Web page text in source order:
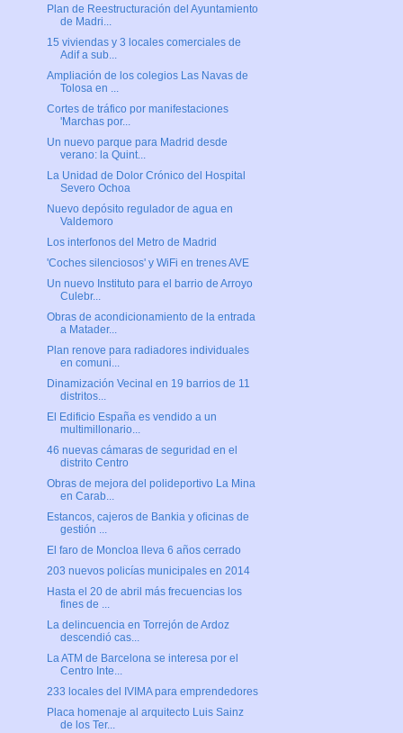
Plan de Reestructuración del Ayuntamiento
de Madri...
15 viviendas y 3 locales comerciales de
Adif a sub...
Ampliación de los colegios Las Navas de
Tolosa en ...
Cortes de tráfico por manifestaciones
'Marchas por...
Un nuevo parque para Madrid desde
verano: la Quint...
La Unidad de Dolor Crónico del Hospital
Severo Ochoa
Nuevo depósito regulador de agua en
Valdemoro
Los interfonos del Metro de Madrid
'Coches silenciosos' y WiFi en trenes AVE
Un nuevo Instituto para el barrio de Arroyo
Culebr...
Obras de acondicionamiento de la entrada
a Matader...
Plan renove para radiadores individuales
en comuni...
Dinamización Vecinal en 19 barrios de 11
distritos...
El Edificio España es vendido a un
multimillonario...
46 nuevas cámaras de seguridad en el
distrito Centro
Obras de mejora del polideportivo La Mina
en Carab...
Estancos, cajeros de Bankia y oficinas de
gestión ...
El faro de Moncloa lleva 6 años cerrado
203 nuevos policías municipales en 2014
Hasta el 20 de abril más frecuencias los
fines de ...
La delincuencia en Torrejón de Ardoz
descendió cas...
La ATM de Barcelona se interesa por el
Centro Inte...
233 locales del IVIMA para emprendedores
Placa homenaje al arquitecto Luis Sainz
de los Ter...